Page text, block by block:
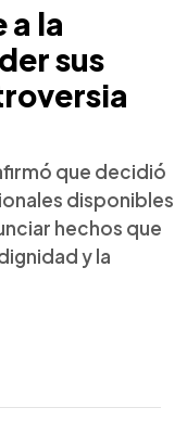
a la
sus
que decidió
disponibles
hechos que
y la